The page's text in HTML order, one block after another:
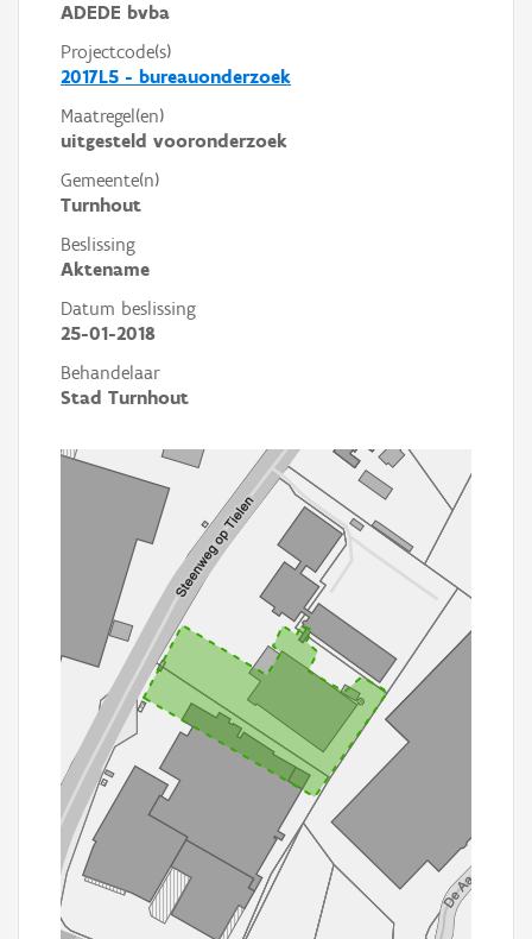
ADEDE bvba
Projectcode(s)
2017L5 - bureauonderzoek
Maatregel(en)
uitgesteld vooronderzoek
Gemeente(n)
Turnhout
Beslissing
Aktename
Datum beslissing
25-01-2018
Behandelaar
Stad Turnhout